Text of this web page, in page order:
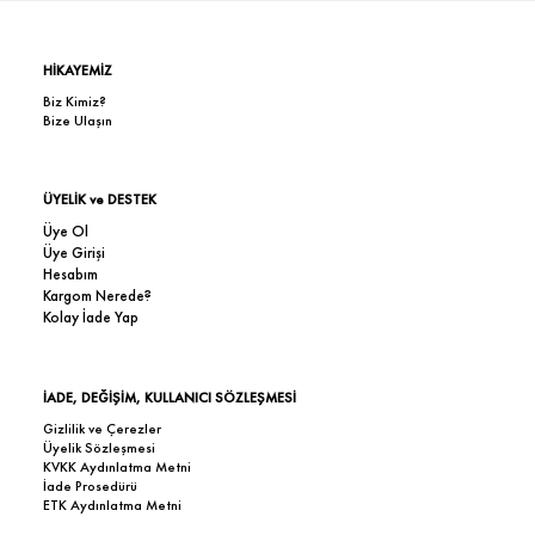
HİKAYEMİZ
Biz Kimiz?
Bize Ulaşın
ÜYELİK ve DESTEK
Üye Ol
Üye Girişi
Hesabım
Kargom Nerede?
Kolay İade Yap
İADE, DEĞİŞİM, KULLANICI SÖZLEŞMESİ
Gizlilik ve Çerezler
Üyelik Sözleşmesi
KVKK Aydınlatma Metni
İade Prosedürü
ETK Aydınlatma Metni